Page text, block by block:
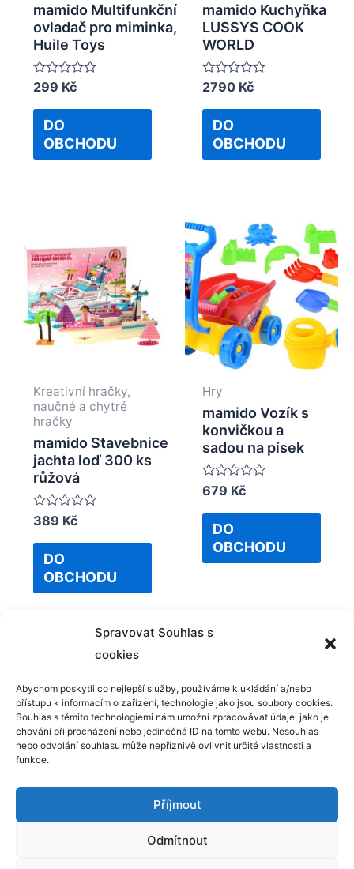
Spravovat Souhlas s
cookies
Abychom poskytli co nejlepší služby, používáme k ukládání a/nebo
přístupu k informacím o zařízení, technologie jako jsou soubory cookies.
Souhlas s těmito technologiemi nám umožní zpracovávat údaje, jako je
chování při procházení nebo jedinečná ID na tomto webu. Nesouhlas
nebo odvolání souhlasu může nepříznivě ovlivnit určité vlastnosti a
funkce.
Příjmout
Odmítnout
mamido Multifunkční
ovladač pro miminka,
Huile Toys
Rated
out
299 Kč
DO
OBCHODU
mamido Kuchyňka
LUSSYS COOK
WORLD
Rated
out
2790 Kč
DO
OBCHODU
Kreativní hračky,
naučné a chytré
hračky
mamido Stavebnice
jachta loď 300 ks
růžová
Rated
0
out
389 Kč
DO
OBCHODU
Hry
mamido Vozík s
konvičkou a
sadou na písek
Rated
0
out
679 Kč
DO
OBCHODU
Kontakt
GDPR